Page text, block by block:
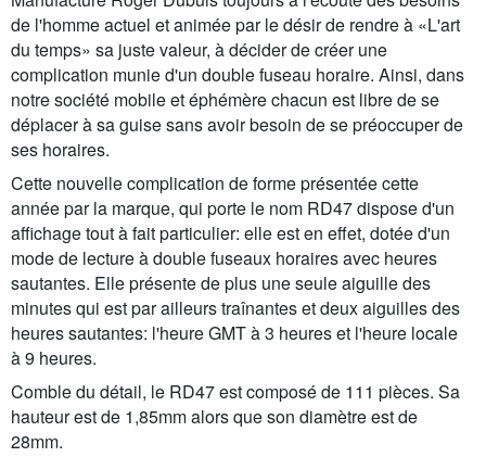
de l'homme actuel et animée par le désir de rendre à «L'art
du temps» sa juste valeur, à décider de créer une
complication munie d'un double fuseau horaire. Ainsi, dans
notre société mobile et éphémère chacun est libre de se
déplacer à sa guise sans avoir besoin de se préoccuper de
ses horaires.
Cette nouvelle complication de forme présentée cette
année par la marque, qui porte le nom RD47 dispose d'un
affichage tout à fait particulier: elle est en effet, dotée d'un
mode de lecture à double fuseaux horaires avec heures
sautantes. Elle présente de plus une seule aiguille des
minutes qui est par ailleurs traînantes et deux aiguilles des
heures sautantes: l'heure GMT à 3 heures et l'heure locale
à 9 heures.
Comble du détail, le RD47 est composé de 111 pièces. Sa
hauteur est de 1,85mm alors que son diamètre est de
28mm.